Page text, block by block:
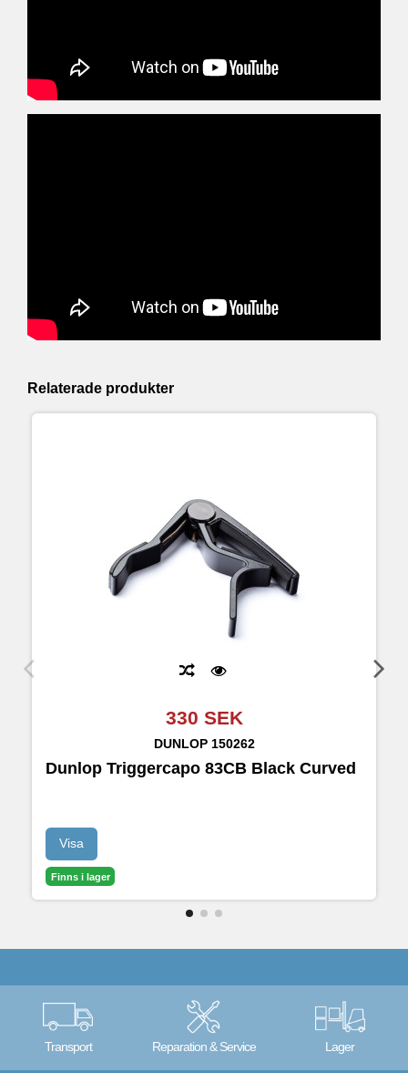
Relaterade produkter
330 SEK
DUNLOP 150262
Dunlop Triggercapo 83CB Black Curved
Visa
Finns i lager
Transport Reparation & Service Lager